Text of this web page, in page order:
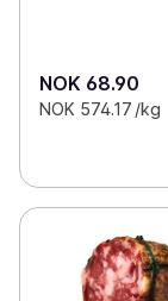
NOK 68.90
NOK 574.17 /kg